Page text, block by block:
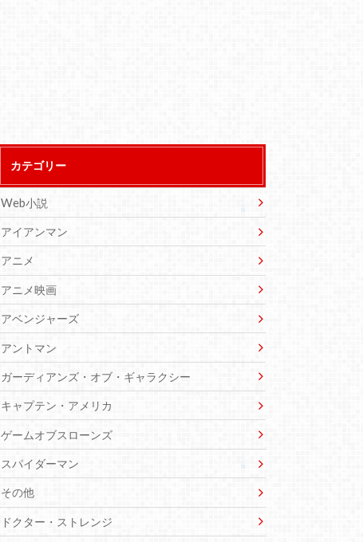
カテゴリー
Web小説
アイアンマン
アニメ
アニメ映画
アベンジャーズ
アントマン
ガーディアンズ・オブ・ギャラクシー
キャプテン・アメリカ
ゲームオブスローンズ
スパイダーマン
その他
ドクター・ストレンジ